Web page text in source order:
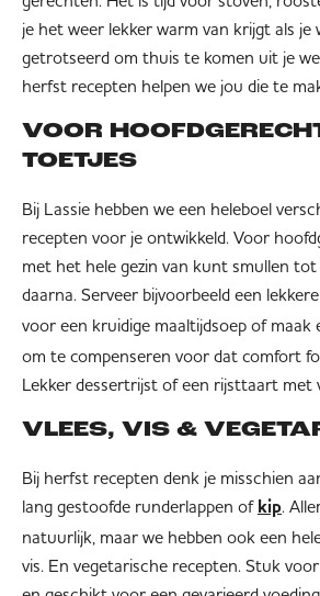
je het weer lekker warm van krijgt als je
getrotseerd om thuis te komen uit je
herfst recepten helpen we jou die te
VOOR
TOETJES
Bij Lassie hebben we een heleboel
recepten voor je ontwikkeld. Voor
met het hele gezin van kunt smullen
daarna. Serveer bijvoorbeeld een lekkere
voor een kruidige maaltijdsoep of maak
om te compenseren voor dat comfort
Lekker dessertrijst of een rijsttaart met
VLEES, VIS &
Bij herfst recepten denk je misschien
lang gestoofde runderlappen of kip.
natuurlijk, maar we hebben ook een
vis. En vegetarische recepten. Stuk